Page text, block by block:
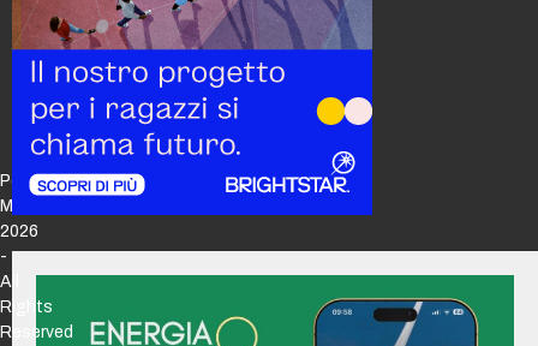
Policy
Maker
2026
-
All
Rights
Reserved